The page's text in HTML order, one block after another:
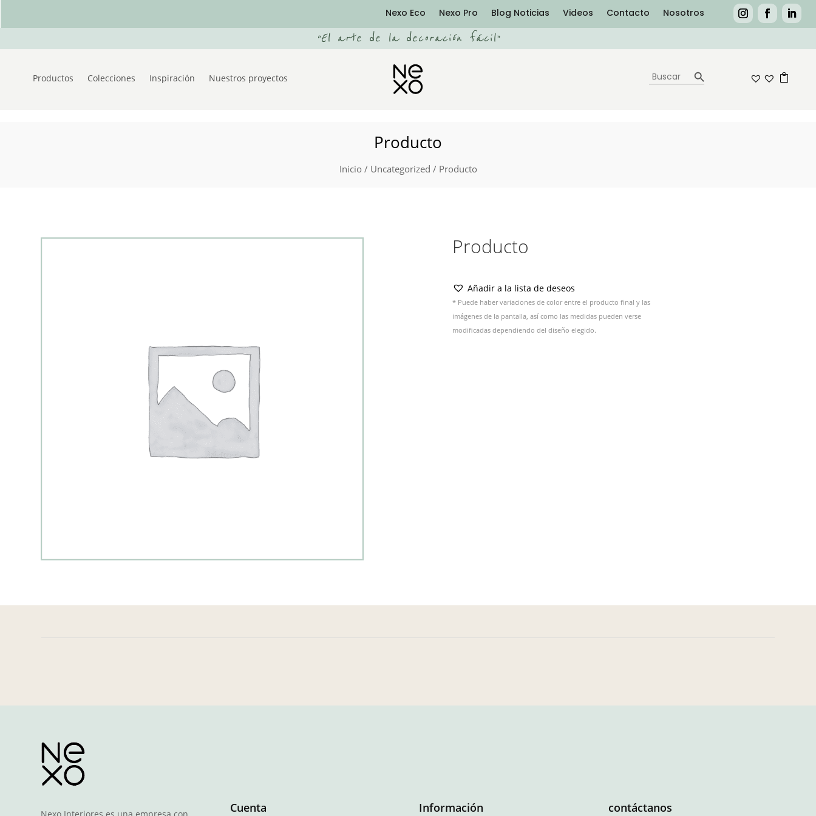
Nexo Eco Nexo Pro Blog Noticias Videos Contacto Nosotros
“El arte de la decoración fácil”
Productos Colecciones Inspiración Nuestros proyectos
Producto
Inicio / Uncategorized / Producto
Producto
Añadir a la lista de deseos
* Puede haber variaciones de color entre el producto final y las
imágenes de la pantalla, así como las medidas pueden verse
modificadas dependiendo del diseño elegido.
Cuenta Información contáctanos